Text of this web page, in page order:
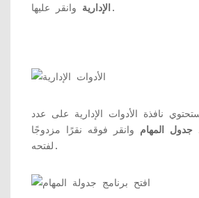
الإدارية وانقر عليها.
نافذة الأدوات الإدارية على عدد
جدول المهام وانقر فوقه نقرًا مزدوجًا
لفتحه.